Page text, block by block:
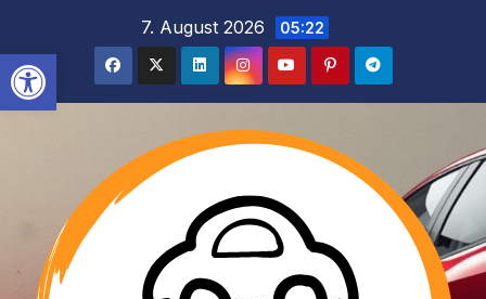
Werkzeugleiste öffnen
springen
7. August 2026 05:22